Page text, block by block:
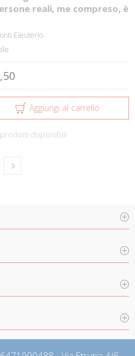
reali, me compreso, è
Eleuterio
Aggiungi al carrello
disponibili